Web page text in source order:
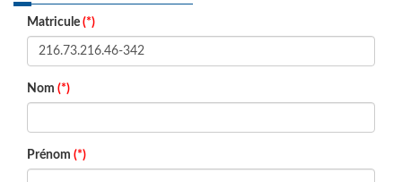
Matricule (*)
Nom (*)
Prénom (*)